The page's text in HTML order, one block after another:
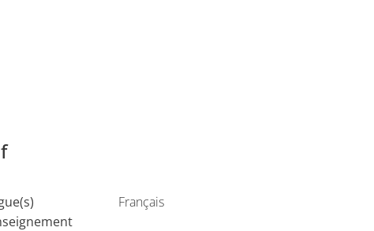
Français